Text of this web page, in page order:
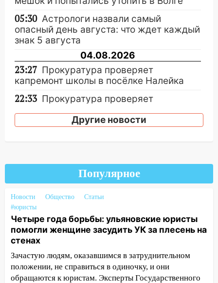
05:30 Астрологи назвали самый
опасный день августа: что ждет каждый
знак 5 августа
04.08.2026
23:27 Прокуратура проверяет
капремонт школы в посёлке Налейка
22:33 Прокуратура проверяет
21:01 Ульяновцев приглашают сдать
неделю подряд удерживает самые
низкие цены на подсолнечное масло
19:33
Коровы-рекордсменки: в
Ульяновской области выросли надои
молока
18:20 В Ульяновской области до конца
года благоустроят 20 родников
17:27 В Ульяновской области 114 детей-
сирот получили жильё с начала года
Другие новости
Популярное
Новости Общество
Статьи
#юристы
Четыре года борьбы: ульяновские юристы
помогли женщине засудить УК за плесень на
стенах
Зачастую людям, оказавшимся в затруднительном
положении, не справиться в одиночку, и они
обращаются к юристам. Эксперты Государственного